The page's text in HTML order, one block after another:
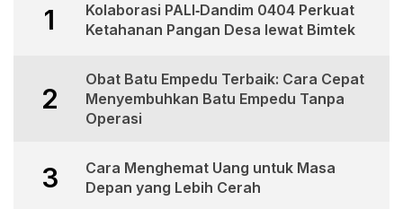
1
Kolaborasi PALI‑Dandim 0404 Perkuat
Ketahanan Pangan Desa lewat Bimtek
2
Obat Batu Empedu Terbaik: Cara Cepat
Menyembuhkan Batu Empedu Tanpa
Operasi
3
Cara Menghemat Uang untuk Masa
Depan yang Lebih Cerah